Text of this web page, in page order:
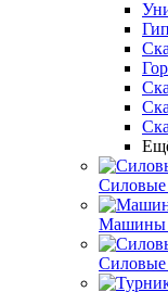
Силовые
Машины
Силовые